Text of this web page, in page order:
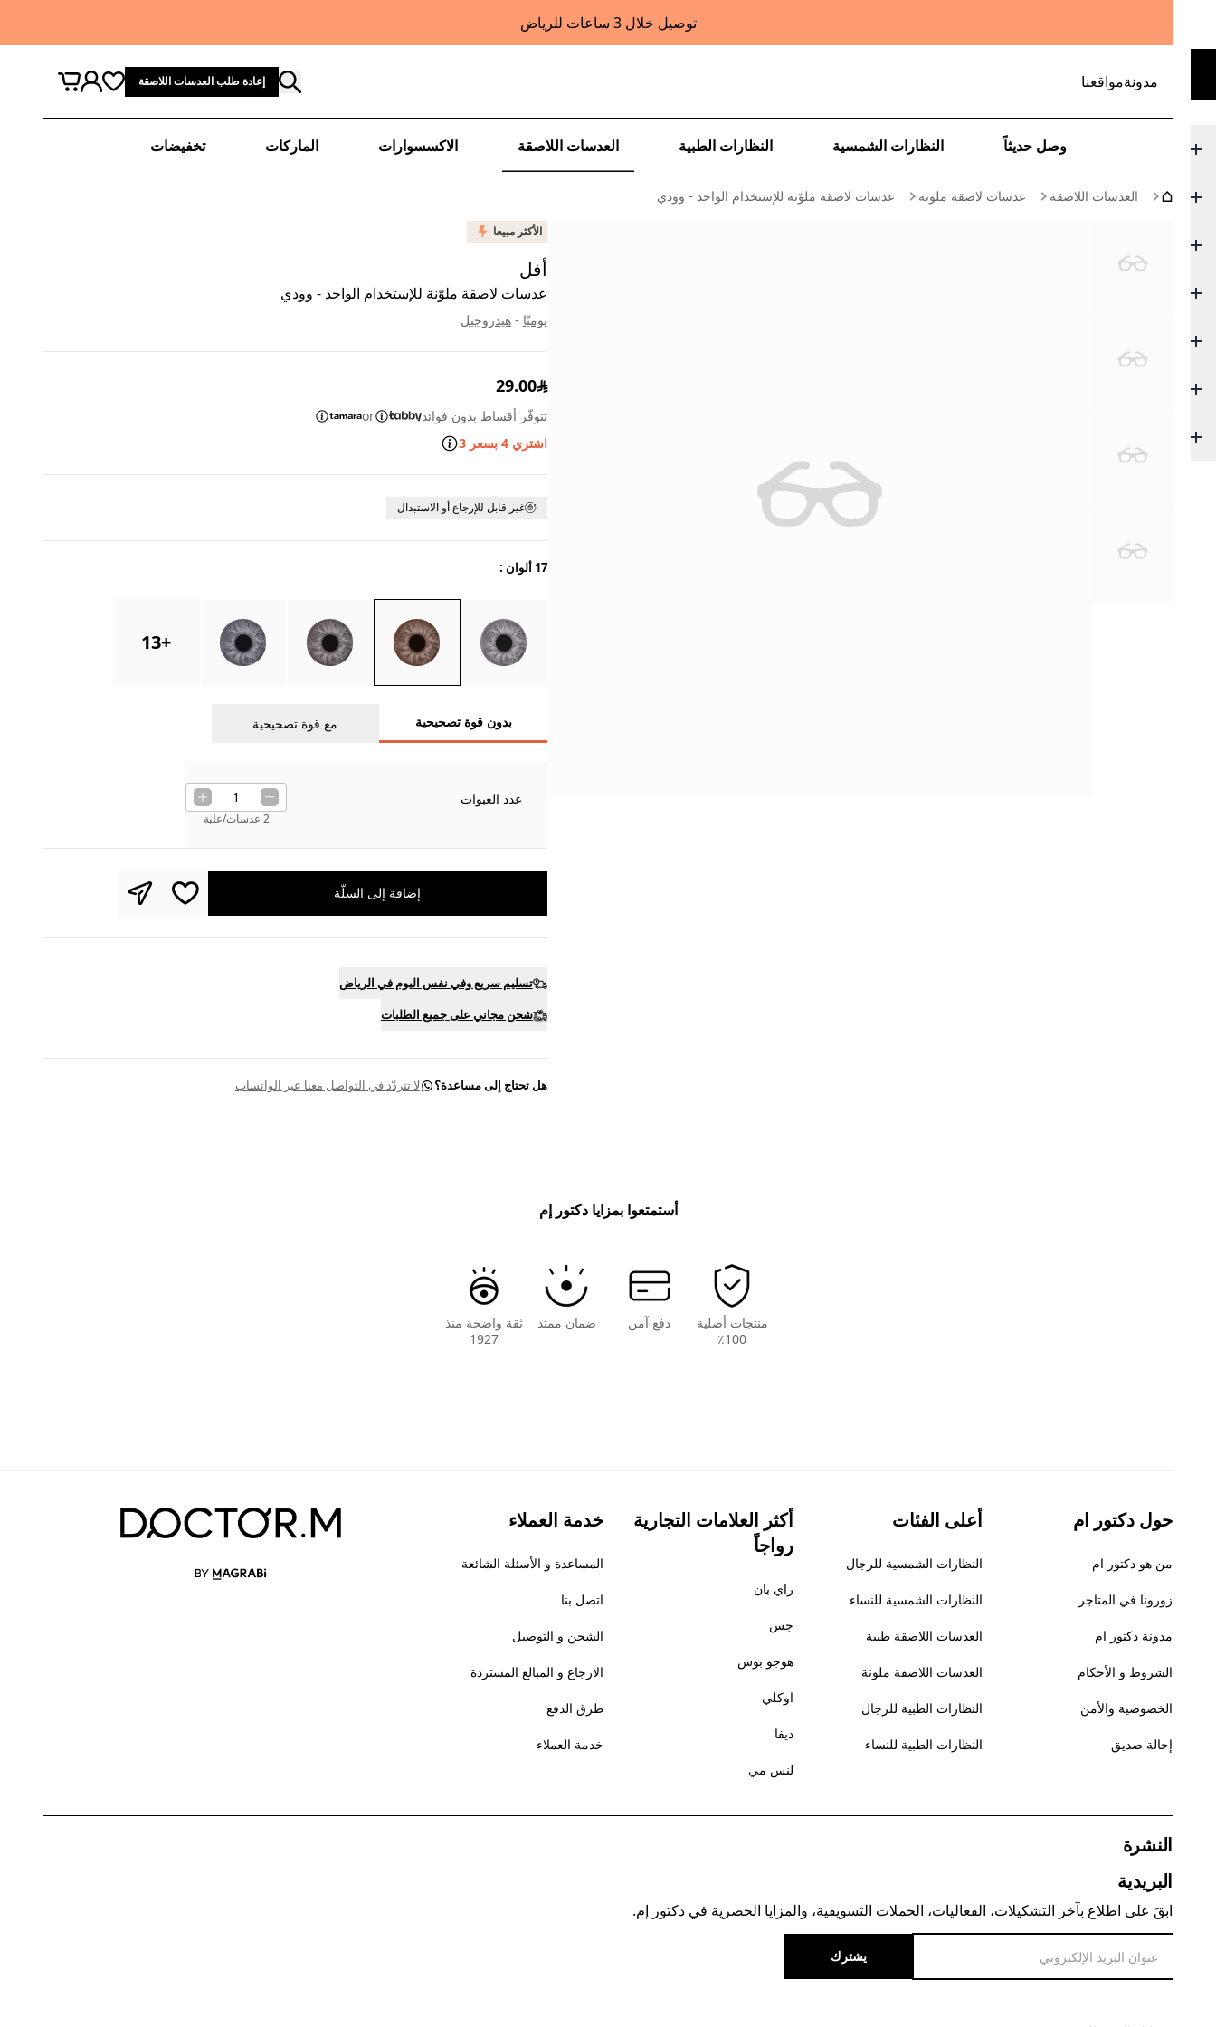
توصيل خلال 3 ساعات للرياض
مدونةمواقعنا إعادة طلب العدسات اللاصقة
وصل حديثاً النظارات الشمسية النظارات الطبية العدسات اللاصقة الاكسسوارات الماركات تخفيضات
العدسات اللاصقة عدسات لاصقة ملونة عدسات لاصقة ملوّنة للإستخدام الواحد - وودي
الأكثر مبيعا
أفل
عدسات لاصقة ملوّنة للإستخدام الواحد - وودي
يوميًا - هيدروجيل

29.00
تتوفّر أقساط بدون فوائد
or
اشتري 4 بسعر 3
غير قابل للإرجاع أو الاستبدال
17 ألوان :
+
13
بدون قوة تصحيحية مع قوة تصحيحية
عدد العبوات 1
2 عدسات/علبة
إضافة إلى السلّة
تسليم سريع وفي نفس اليوم في الرياض
شحن مجاني على جميع الطلبات
هل تحتاج إلى مساعدة؟ لا تتردّد في التواصل معنا عبر الواتساب
أستمتعوا بمزايا دكتور إم
منتجات أصلية
100٪
دفع آمن ضمان ممتد
ثقة واضحة منذ
1927
حول دكتور ام
من هو دكتور ام
زورونا في المتاجر
مدونة دكتور ام
الشروط و الأحكام
الخصوصية والأمن
إحالة صديق
أعلى الفئات
النظارات الشمسية للرجال
النظارات الشمسية للنساء
العدسات اللاصقة طبية
العدسات اللاصقة ملونة
النظارات الطبية للرجال
النظارات الطبية للنساء
أكثر العلامات التجارية
رواجاً
راي بان
جس
هوجو بوس
اوكلي
ديفا
لنس مي
خدمة العملاء
المساعدة و الأسئلة الشائعة
اتصل بنا
الشحن و التوصيل
الارجاع و المبالغ المستردة
طرق الدفع
خدمة العملاء
النشرة
البريدية
ابقَ على اطلاع بآخر التشكيلات، الفعاليات، الحملات التسويقية، والمزايا الحصرية في دكتور إم.
يشترك